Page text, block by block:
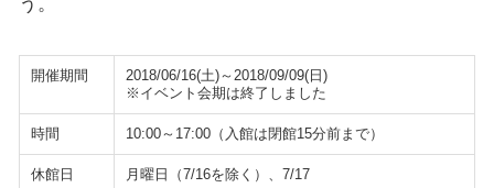
開催期間
2018/06/16(土)～2018/09/09(日)
※イベント会期は終了しました
時間 10:00～17:00（入館は閉館15分前まで）
休館日 月曜日（7/16を除く）、7/17